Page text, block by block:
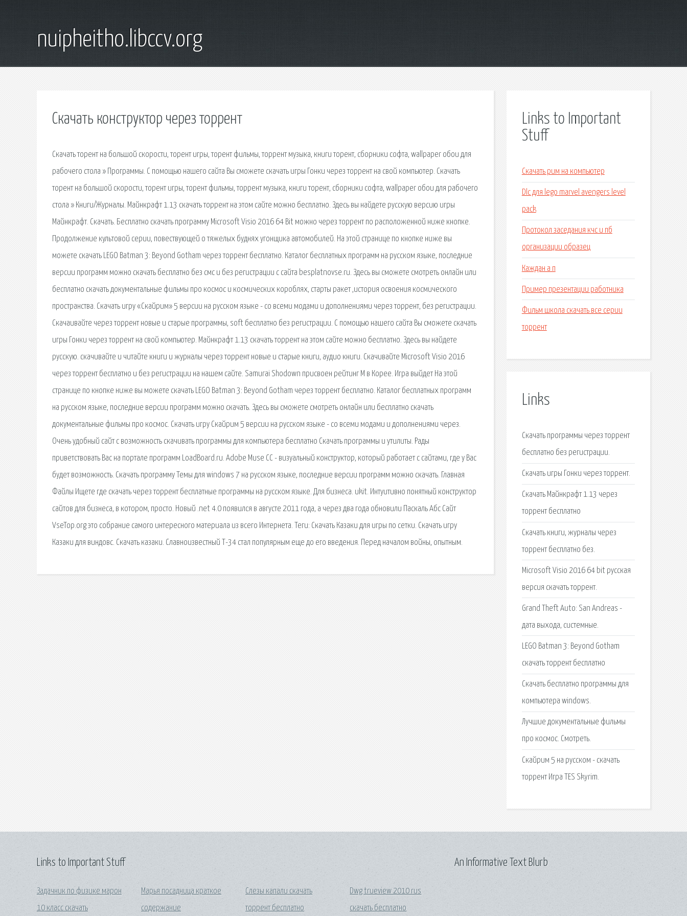
nuipheitho.libccv.org
Скачать конструктор через торрент
Скачать торент на большой скорости, торент игры, торент фильмы, торрент музыка, книги торент, сборники софта, wallpaper обои для
рабочего стола » Программы. С помощью нашего сайта Вы сможете скачать игры Гонки через торрент на свой компьютер. Скачать
торент на большой скорости, торент игры, торент фильмы, торрент музыка, книги торент, сборники софта, wallpaper обои для рабочего
стола » Книги/Журналы. Майнкрафт 1.13 скачать торрент на этом сайте можно бесплатно. Здесь вы найдете русскую версию игры
Майнкрафт. Скачать. Бесплатно скачать программу Microsoft Visio 2016 64 Bit можно через торрент по расположенной ниже кнопке.
Продолжение культовой серии, повествующей о тяжелых буднях угонщика автомобилей. На этой странице по кнопке ниже вы
можете скачать LEGO Batman 3: Beyond Gotham через торрент бесплатно. Каталог бесплатных программ на русском языке, последние
версии программ можно скачать бесплатно без смс и без регистрации с сайта besplatnovse.ru. Здесь вы сможете смотреть онлайн или
бесплатно скачать документальные фильмы про космос и космических короблях, старты ракет ,история освоения космического
пространства. Скачать игру «Скайрим» 5 версии на русском языке - со всеми модами и дополнениями через торрент, без регистрации.
Скачаивайте через торрент новые и старые программы, soft бесплатно без регистрации. С помощью нашего сайта Вы сможете скачать
игры Гонки через торрент на свой компьютер. Майнкрафт 1.13 скачать торрент на этом сайте можно бесплатно. Здесь вы найдете
русскую. скачивайте и читайте книги и журналы через торрент новые и старые книги, аудио книги. Скачивайте Microsoft Visio 2016
через торрент бесплатно и без регистрации на нашем сайте. Samurai Shodown присвоен рейтинг М в Корее. Игра выйдет На этой
странице по кнопке ниже вы можете скачать LEGO Batman 3: Beyond Gotham через торрент бесплатно. Каталог бесплатных программ
на русском языке, последние версии программ можно скачать. Здесь вы сможете смотреть онлайн или бесплатно скачать
документальные фильмы про космос. Скачать игру Скайрим 5 версии на русском языке - со всеми модами и дополнениями через.
Очень удобный сайт с возможность скачивать программы для компьютера бесплатно Скачать программы и утилиты. Рады
приветствовать Вас на портале программ LoadBoard.ru. Adobe Muse CC - визуальный конструктор, который работает с сайтами, где у Вас
будет возможность. Скачать программу Темы для windows 7 на русском языке, последние версии программ можно скачать. Главная
Файлы Ищете где скачать через торрент бесплатные программы на русском языке. Для бизнеса. ukit. Интуитивно понятный конструктор
сайтов для бизнеса, в котором, просто. Новый .net 4.0 появился в августе 2011 года, а через два года обновили Паскаль Абс Сайт
VseTop.org это собрание самого интересного материала из всего Интернета. Теги: Скачать Казаки для игры по сетки. Скачать игру
Казаки для виндовс. Скачать казаки. Славноизвестный Т-34 стал популярным еще до его введения. Перед началом войны, опытным.
Links to Important
Stuff
Скачать рим на компьютер
Dlc для lego marvel avengers level
pack
Протокол заседания кчс и пб
организации образец
Каждан а п
Пример презентации работника
Фильм школа скачать все серии
торрент
Links
Скачать программы через торрент
бесплатно без регистрации.
Скачать игры Гонки через торрент.
Скачать Майнкрафт 1.13 через
торрент бесплатно
Скачать книги, журналы через
торрент бесплатно без.
Microsoft Visio 2016 64 bit русская
версия скачать торрент.
Grand Theft Auto: San Andreas -
дата выхода, системные.
LEGO Batman 3: Beyond Gotham
скачать торрент бесплатно
Скачать бесплатно программы для
компьютера windows.
Лучшие документальные фильмы
про космос. Смотреть.
Скайрим 5 на русском - скачать
торрент Игра TES Skyrim.
Links to Important Stuff
Задачник по физике марон
10 класс скачать
Марья посадница краткое
содержание
Слезы капали скачать
торрент бесплатно
Dwg trueview 2010 rus
скачать бесплатно
An Informative Text Blurb